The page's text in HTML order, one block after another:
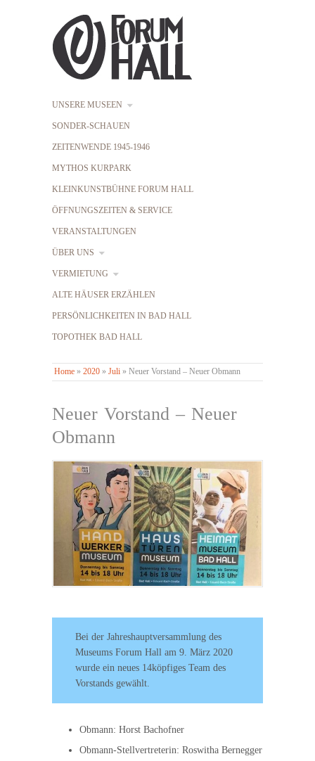
UNSERE MUSEEN
SONDER-SCHAUEN
ZEITENWENDE 1945-1946
MYTHOS KURPARK
KLEINKUNSTBÜHNE FORUM HALL
ÖFFNUNGSZEITEN & SERVICE
VERANSTALTUNGEN
ÜBER UNS
VERMIETUNG
ALTE HÄUSER ERZÄHLEN
PERSÖNLICHKEITEN IN BAD HALL
TOPOTHEK BAD HALL
Home » 2020 » Juli » Neuer Vorstand – Neuer Obmann
Neuer Vorstand – Neuer
Obmann
Bei der Jahreshauptversammlung des
Museums Forum Hall am 9. März 2020
wurde ein neues 14köpfiges Team des
Vorstands gewählt.
Obmann: Horst Bachofner
Obmann-Stellvertreterin: Roswitha Bernegger